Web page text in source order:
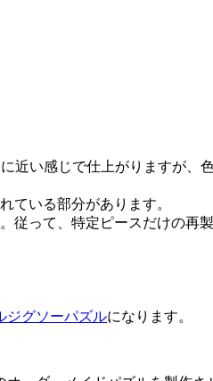
近い感じで仕上がりますが、
ている部分があります。
従って、特定ピースだけの再
ジグソーパズルになります。